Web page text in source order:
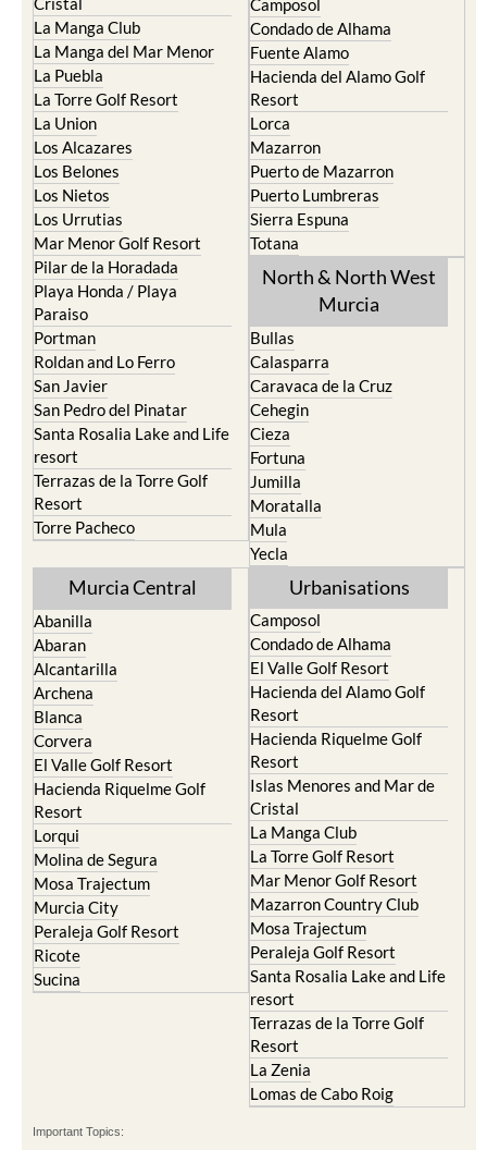
La Manga del Mar Menor
La Puebla
La Torre Golf Resort
La Union
Los Alcazares
Los Belones
Los Nietos
Los Urrutias
Mar Menor Golf Resort
Pilar de la Horadada
Playa Honda / Playa
Paraiso
Portman
Roldan and Lo Ferro
San Javier
San Pedro del Pinatar
Santa Rosalia Lake and Life
resort
Terrazas de la Torre Golf
Resort
Torre Pacheco
Fuente Alamo
Hacienda del Alamo Golf
Resort
Lorca
Mazarron
Puerto de Mazarron
Puerto Lumbreras
Sierra Espuna
Totana
North & North West
Murcia
Caravaca de la Cruz
Cehegin
Cieza
Fortuna
Jumilla
Moratalla
Mula
Yecla
Murcia Central
Abanilla
Alcantarilla
Archena
Blanca
Corvera
El Valle Golf Resort
Hacienda Riquelme Golf
Resort
Lorqui
Molina de Segura
Mosa Trajectum
Murcia City
Peraleja Golf Resort
Ricote
Sucina
Camposol
El Valle Golf Resort
Hacienda del Alamo Golf
Resort
Hacienda Riquelme Golf
Resort
Islas Menores and Mar de
Cristal
La Manga Club
La Torre Golf Resort
Mar Menor Golf Resort
Mazarron Country Club
Mosa Trajectum
Peraleja Golf Resort
Santa Rosalia Lake and Life
resort
Terrazas de la Torre Golf
Resort
La Zenia
Lomas de Cabo Roig
Cartagena Spain